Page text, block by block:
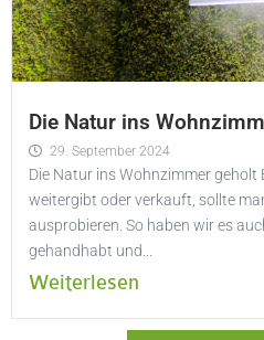
Die Natur ins
29. September 2024
Die Natur ins Wohnzimmer
weitergibt oder verkauft, sollte
ausprobieren. So haben wir es
gehandhabt und...
Weiterlesen